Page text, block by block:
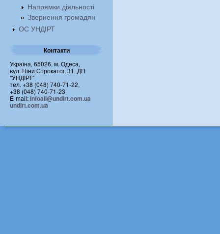
Напрямки діяльності
Звернення громадян
ОС УНДІРТ
Контакти
Україна, 65026, м. Одеса,
вул. Ніни Строкатої, 31, ДП
"УНДІРТ"
тел. +38 (048) 740-71-22,
+38 (048) 740-71-23
E-mail:infoall@undirt.com.ua
undirt.com.ua